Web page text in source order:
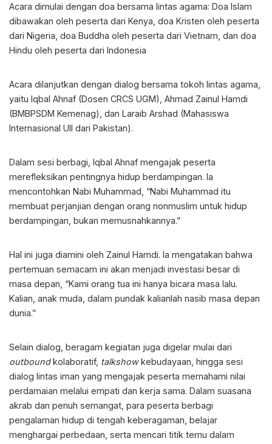
Acara dimulai dengan doa bersama lintas agama: Doa Islam
dibawakan oleh peserta dari Kenya, doa Kristen oleh peserta
dari Nigeria, doa Buddha oleh peserta dari Vietnam, dan doa
Hindu oleh peserta dari Indonesia
Acara dilanjutkan dengan dialog bersama tokoh lintas agama,
yaitu Iqbal Ahnaf (Dosen CRCS UGM), Ahmad Zainul Hamdi
(BMBPSDM Kemenag), dan Laraib Arshad (Mahasiswa
Internasional UII dari Pakistan).
Dalam sesi berbagi, Iqbal Ahnaf mengajak peserta
merefleksikan pentingnya hidup berdampingan. Ia
mencontohkan Nabi Muhammad, “Nabi Muhammad itu
membuat perjanjian dengan orang nonmuslim untuk hidup
berdampingan, bukan memusnahkannya.”
Hal ini juga diamini oleh Zainul Hamdi. Ia mengatakan bahwa
pertemuan semacam ini akan menjadi investasi besar di
masa depan, “Kami orang tua ini hanya bicara masa lalu.
Kalian, anak muda, dalam pundak kalianlah nasib masa depan
dunia.”
Selain dialog, beragam kegiatan juga digelar mulai dari
outboundkolaboratif, talkshowkebudayaan, hingga sesi
dialog lintas iman yang mengajak peserta memahami nilai
perdamaian melalui empati dan kerja sama. Dalam suasana
akrab dan penuh semangat, para peserta berbagi
pengalaman hidup di tengah keberagaman, belajar
menghargai perbedaan, serta mencari titik temu dalam